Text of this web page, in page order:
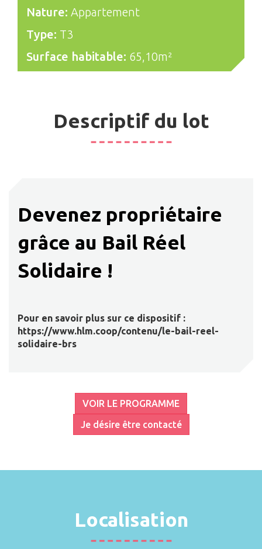
Nature: Appartement
Type: T3
Surface habitable: 65,10m²
Descriptif du lot
Devenez propriétaire
grâce au Bail Réel
Solidaire !
Pour en savoir plus sur ce dispositif :
https://www.hlm.coop/contenu/le-bail-reel-
solidaire-brs
VOIR LE PROGRAMME
Je désire être contacté
Localisation